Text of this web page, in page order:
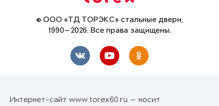
© ООО «ТД ТОРЭКС» стальные двери,
1990—2026. Все права защищены.
Интернет-сайт www.torex60.ru — носит